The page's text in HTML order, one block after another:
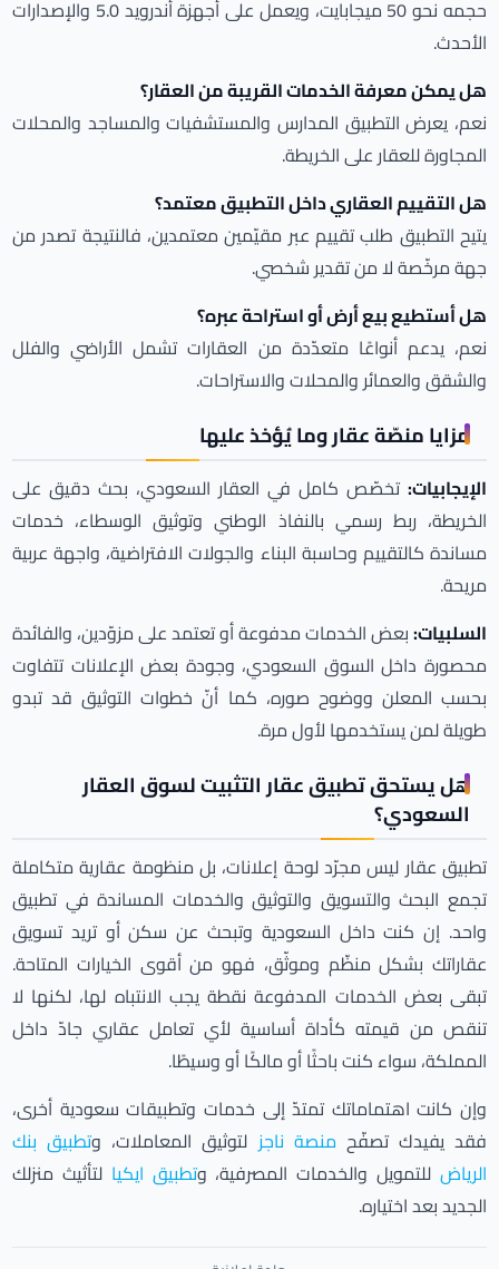
حجمه نحو 50 ميجابايت، ويعمل على أجهزة أندرويد 5.0 والإصدارات
الأحدث.
هل يمكن معرفة الخدمات القريبة من العقار؟
نعم، يعرض التطبيق المدارس والمستشفيات والمساجد والمحلات
المجاورة للعقار على الخريطة.
هل التقييم العقاري داخل التطبيق معتمد؟
يتيح التطبيق طلب تقييم عبر مقيّمين معتمدين، فالنتيجة تصدر من
جهة مرخّصة لا من تقدير شخصي.
هل أستطيع بيع أرض أو استراحة عبره؟
نعم، يدعم أنواعًا متعدّدة من العقارات تشمل الأراضي والفلل
والشقق والعمائر والمحلات والاستراحات.
مزايا منصّة عقار وما يُؤخذ عليها
الإيجابيات: تخصّص كامل في العقار السعودي، بحث دقيق على
الخريطة، ربط رسمي بالنفاذ الوطني وتوثيق الوسطاء، خدمات
مساندة كالتقييم وحاسبة البناء والجولات الافتراضية، واجهة عربية
مريحة.
السلبيات:بعض الخدمات مدفوعة أو تعتمد على مزوّدين، والفائدة
محصورة داخل السوق السعودي، وجودة بعض الإعلانات تتفاوت
بحسب المعلن ووضوح صوره، كما أنّ خطوات التوثيق قد تبدو
طويلة لمن يستخدمها لأول مرة.
هل يستحق تطبيق عقار التثبيت لسوق العقار
السعودي؟
تطبيق عقار ليس مجرّد لوحة إعلانات، بل منظومة عقارية متكاملة
تجمع البحث والتسويق والتوثيق والخدمات المساندة في تطبيق
واحد. إن كنت داخل السعودية وتبحث عن سكن أو تريد تسويق
عقاراتك بشكل منظّم وموثّق، فهو من أقوى الخيارات المتاحة.
تبقى بعض الخدمات المدفوعة نقطة يجب الانتباه لها، لكنها لا
تنقص من قيمته كأداة أساسية لأي تعامل عقاري جادّ داخل
المملكة، سواء كنت باحثًا أو مالكًا أو وسيطًا.
وإن كانت اهتماماتك تمتدّ إلى خدمات وتطبيقات سعودية أخرى،
فقد يفيدك تصفّح منصة ناجزلتوثيق المعاملات، وتطبيق بنك
الرياضللتمويل والخدمات المصرفية، وتطبيق ايكيا لتأثيث منزلك
الجديد بعد اختياره.